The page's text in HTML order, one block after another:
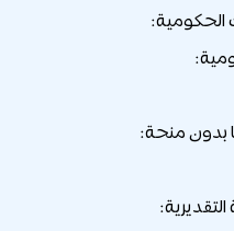
بدون منحة: